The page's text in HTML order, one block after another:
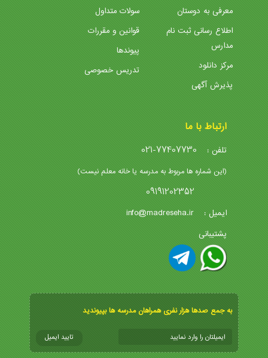
معرفی به دوستان
اطلاع رسانی ثبت نام
مدارس
مرکز دانلود
پذیرش آگهی
سولات متداول
قوانین و مقررات
پیوندها
تدریس خصوصی
ارتباط با ما
تلفن : 021-77407730
(این شماره ها مربوط به مدرسه یا خانه معلم نیست)
09191202352
ایمیل : info@madreseha.ir
پشتیبانی
به جمع صدها هزار نفری همراهان مدرسه ها بپیوندید